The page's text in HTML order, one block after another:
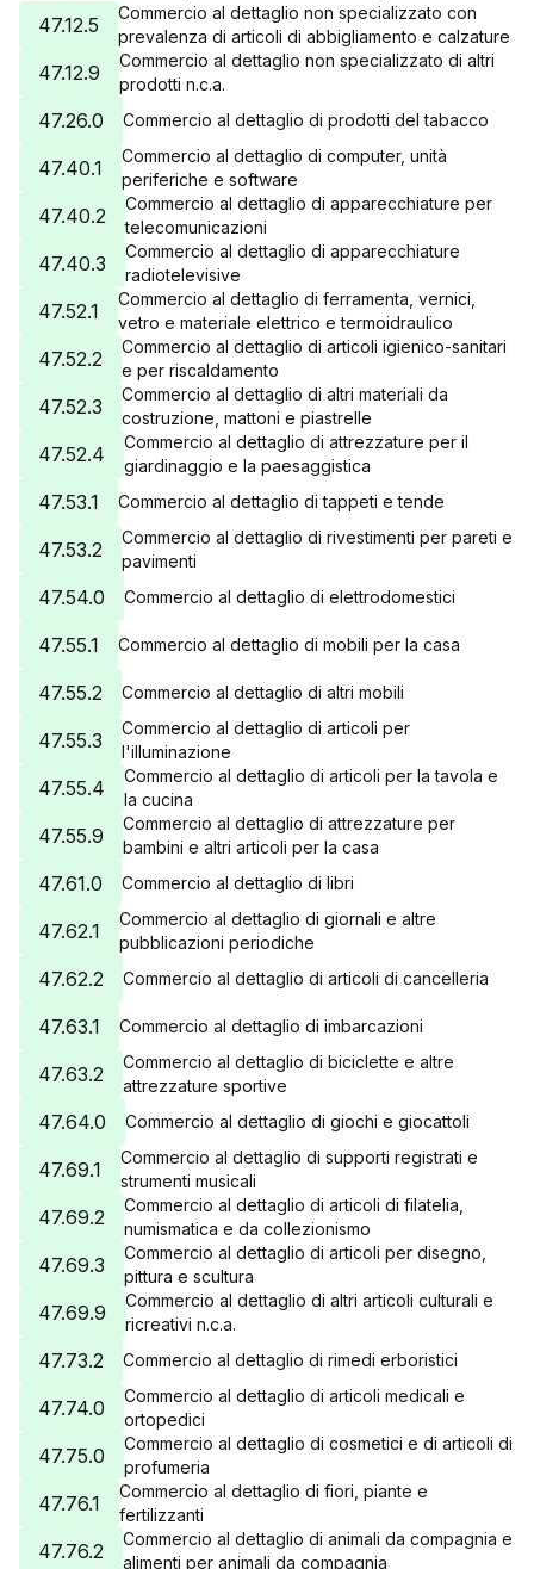
47.12.5
Commercio al dettaglio non specializzato con
prevalenza di articoli di abbigliamento e calzature
47.12.9
Commercio al dettaglio non specializzato di altri
prodotti n.c.a.
47.26.0 Commercio al dettaglio di prodotti del tabacco
47.40.1
Commercio al dettaglio di computer, unità
periferiche e software
47.40.2
Commercio al dettaglio di apparecchiature per
telecomunicazioni
47.40.3
Commercio al dettaglio di apparecchiature
radiotelevisive
47.52.1
Commercio al dettaglio di ferramenta, vernici,
vetro e materiale elettrico e termoidraulico
47.52.2
Commercio al dettaglio di articoli igienico-sanitari
e per riscaldamento
47.52.3
Commercio al dettaglio di altri materiali da
costruzione, mattoni e piastrelle
47.52.4
Commercio al dettaglio di attrezzature per il
giardinaggio e la paesaggistica
47.53.1 Commercio al dettaglio di tappeti e tende
47.53.2
Commercio al dettaglio di rivestimenti per pareti e
pavimenti
47.54.0 Commercio al dettaglio di elettrodomestici
47.55.1 Commercio al dettaglio di mobili per la casa
47.55.2 Commercio al dettaglio di altri mobili
47.55.3
Commercio al dettaglio di articoli per
l'illuminazione
47.55.4
Commercio al dettaglio di articoli per la tavola e
la cucina
47.55.9
Commercio al dettaglio di attrezzature per
bambini e altri articoli per la casa
47.61.0 Commercio al dettaglio di libri
47.62.1
Commercio al dettaglio di giornali e altre
pubblicazioni periodiche
47.62.2 Commercio al dettaglio di articoli di cancelleria
47.63.1 Commercio al dettaglio di imbarcazioni
47.63.2
Commercio al dettaglio di biciclette e altre
attrezzature sportive
47.64.0 Commercio al dettaglio di giochi e giocattoli
47.69.1
Commercio al dettaglio di supporti registrati e
strumenti musicali
47.69.2
Commercio al dettaglio di articoli di filatelia,
numismatica e da collezionismo
47.69.3
Commercio al dettaglio di articoli per disegno,
pittura e scultura
47.69.9
Commercio al dettaglio di altri articoli culturali e
ricreativi n.c.a.
47.73.2 Commercio al dettaglio di rimedi erboristici
47.74.0
Commercio al dettaglio di articoli medicali e
ortopedici
47.75.0
Commercio al dettaglio di cosmetici e di articoli di
profumeria
47.76.1
Commercio al dettaglio di fiori, piante e
fertilizzanti
47.76.2
Commercio al dettaglio di animali da compagnia e
alimenti per animali da compagnia